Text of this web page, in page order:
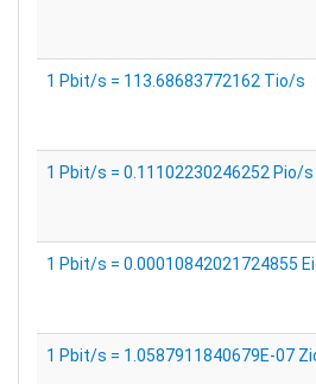
1 Pbit/s = 113.68683772162 Tio/s
1 Pbit/s = 0.11102230246252 Pio/s
1 Pbit/s = 0.00010842021724855
1 Pbit/s = 1.0587911840679E-07